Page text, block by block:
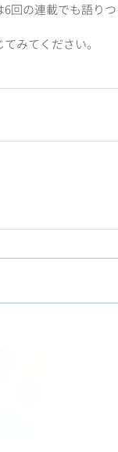
回の連載でも語りつ
みてください。